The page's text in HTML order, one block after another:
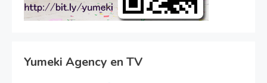
Yumeki Agency en TV